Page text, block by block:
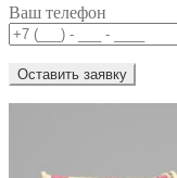
Ваш телефон